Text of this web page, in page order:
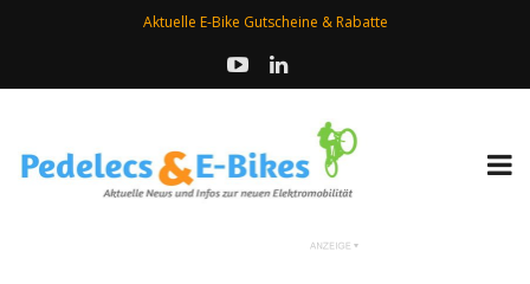
Aktuelle E-Bike Gutscheine & Rabatte